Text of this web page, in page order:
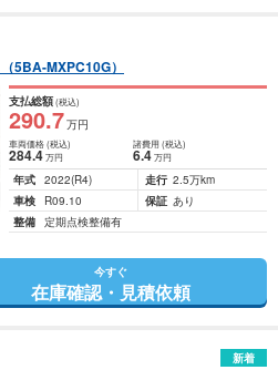
（5BA-MXPC10G）
支払総額(税込)
290.7万円
車両価格(税込)
284.4万円
諸費用 (税込)
6.4 万円
年式 2022(R4) 走行 2.5万km
車検
R09.10 保証 あり
整備 定期点検整備有
今すぐ
在庫確認・見積依頼
新着